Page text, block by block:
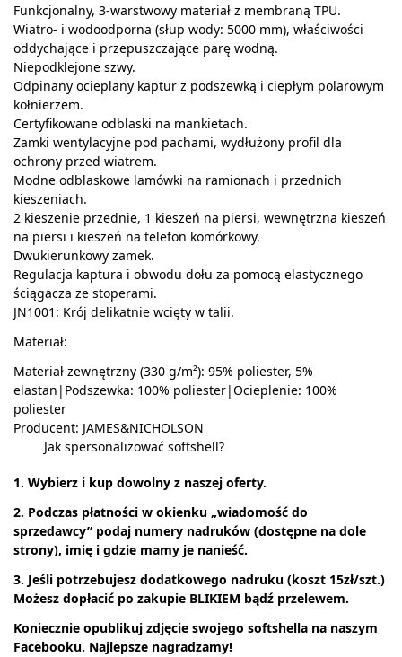
Funkcjonalny, 3-warstwowy materiał z membraną TPU.
Wiatro- i wodoodporna (słup wody: 5000 mm), właściwości
oddychające i przepuszczające parę wodną.
Niepodklejone szwy.
Odpinany ocieplany kaptur z podszewką i ciepłym polarowym
kołnierzem.
Certyfikowane odblaski na mankietach.
Zamki wentylacyjne pod pachami, wydłużony profil dla
ochrony przed wiatrem.
Modne odblaskowe lamówki na ramionach i przednich
kieszeniach.
2 kieszenie przednie, 1 kieszeń na piersi, wewnętrzna kieszeń
na piersi i kieszeń na telefon komórkowy.
Dwukierunkowy zamek.
Regulacja kaptura i obwodu dołu za pomocą elastycznego
ściągacza ze stoperami.
JN1001: Krój delikatnie wcięty w talii.
Materiał:
Materiał zewnętrzny (330 g/m²): 95% poliester, 5%
elastan|Podszewka: 100% poliester|Ocieplenie: 100%
poliester
Producent: JAMES&NICHOLSON
Jak spersonalizować softshell?
1. Wybierz i kup dowolny z naszej oferty.
2. Podczas płatności w okienku „wiadomość do
sprzedawcy” podaj numery nadruków (dostępne na dole
strony), imię i gdzie mamy je nanieść.
3. Jeśli potrzebujesz dodatkowego nadruku (koszt 15zł/szt.)
Możesz dopłacić po zakupie BLIKIEM bądź przelewem.
Koniecznie opublikuj zdjęcie swojego softshella na naszym
Facebooku. Najlepsze nagradzamy!